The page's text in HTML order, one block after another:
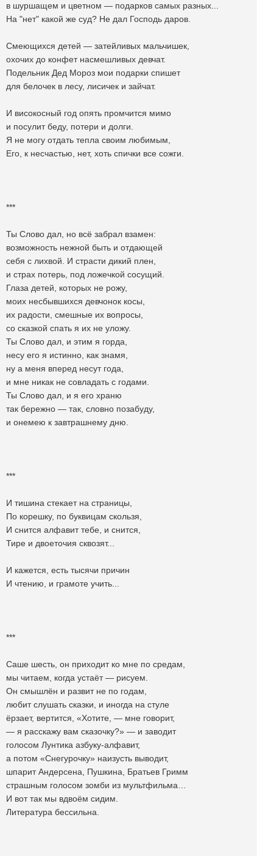
в шуршащем и цветном — подарков самых разных...
На "нет" какой же суд? Не дал Господь даров.
Смеющихся детей — затейливых мальчишек,
охочих до конфет насмешливых девчат.
Подельник Дед Мороз мои подарки спишет
для белочек в лесу, лисичек и зайчат.
И високосный год опять промчится мимо
и посулит беду, потери и долги.
Я не могу отдать тепла своим любимым,
Его, к несчастью, нет, хоть спички все сожги.
***
Ты Слово дал, но всё забрал взамен:
возможность нежной быть и отдающей
себя с лихвой. И страсти дикий плен,
и страх потерь, под ложечкой сосущий.
Глаза детей, которых не рожу,
моих несбывшихся девчонок косы,
их радости, смешные их вопросы,
со сказкой спать я их не уложу.
Ты Слово дал, и этим я горда,
несу его я истинно, как знамя,
ну а меня вперед несут года,
и мне никак не совладать с годами.
Ты Слово дал, и я его храню
так бережно — так, словно позабуду,
и онемею к завтрашнему дню.
***
И тишина стекает на страницы,
По корешку, по буквицам скользя,
И снится алфавит тебе, и снится,
Тире и двоеточия сквозят...
И кажется, есть тысячи причин
И чтению, и грамоте учить...
***
Саше шесть, он приходит ко мне по средам,
мы читаем, когда устаёт — рисуем.
Он смышлён и развит не по годам,
любит слушать сказки, и иногда на стуле
ёрзает, вертится, «Хотите, — мне говорит,
— я расскажу вам сказочку?» — и заводит
голосом Лунтика азбуку-алфавит,
а потом «Снегурочку» наизусть выводит,
шпарит Андерсена, Пушкина, Братьев Гримм
страшным голосом зомби из мультфильма…
И вот так мы вдвоём сидим.
Литература бессильна.